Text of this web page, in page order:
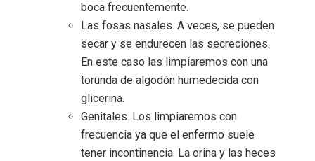
boca frecuentemente.
Las fosas nasales. A veces, se pueden
secar y se endurecen las secreciones.
En este caso las limpiaremos con una
torunda de algodón humedecida con
glicerina.
Genitales. Los limpiaremos con
frecuencia ya que el enfermo suele
tener incontinencia. La orina y las heces